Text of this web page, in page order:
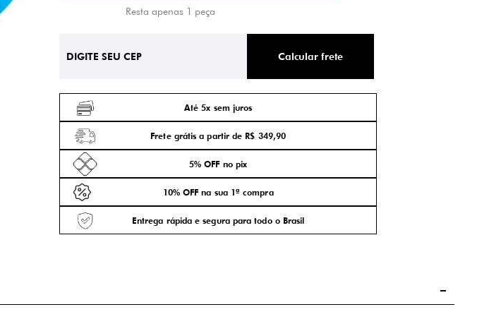
Resta apenas 1 peça
Calcular frete
Até 5x sem juros
Frete grátis a partir de R$ 349,90
5% OFF no pix
10% OFF na sua 1ª compra
Entrega rápida e segura para todo o Brasil